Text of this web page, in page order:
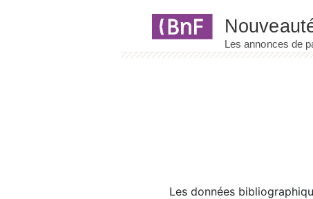
Les données